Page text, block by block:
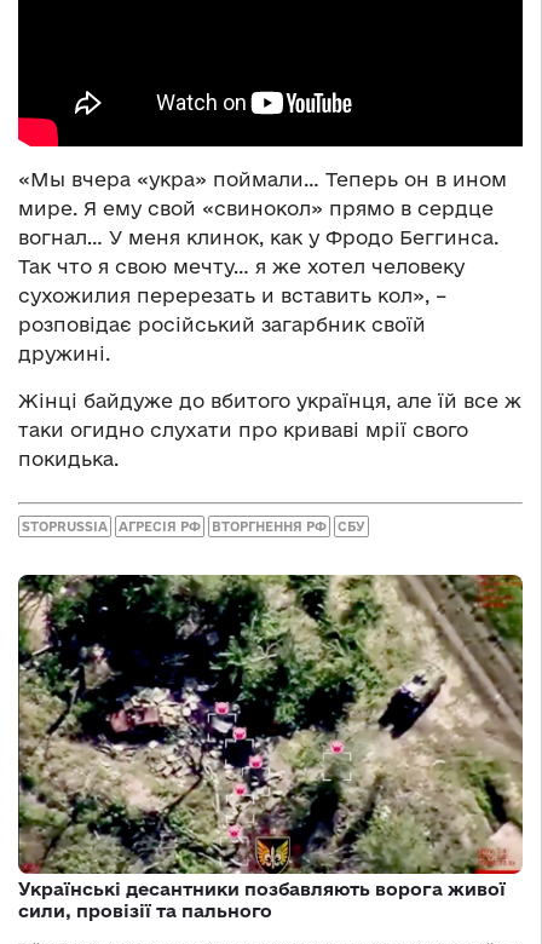
«Мы вчера «укра» поймали… Теперь он в ином
мире. Я ему свой «свинокол» прямо в сердце
вогнал… У меня клинок, как у Фродо Беггинса.
Так что я свою мечту… я же хотел человеку
сухожилия перерезать и вставить кол», –
розповідає російський загарбник своїй
дружині.
Жінці байдуже до вбитого українця, але їй все ж
таки огидно слухати про криваві мрії свого
покидька.
STOPRUSSIA АГРЕСІЯ РФ ВТОРГНЕННЯ РФ СБУ
Українські десантники позбавляють ворога живої
сили, провізії та пального